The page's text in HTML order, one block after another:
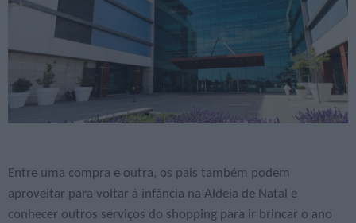
Entre uma compra e outra, os pais também podem
aproveitar para voltar à infância na Aldeia de Natal e
conhecer outros serviços do shopping para ir brincar o ano